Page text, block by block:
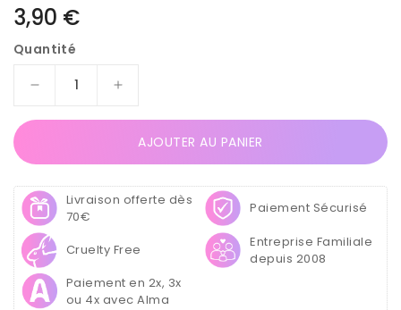
Prix
habituel
3,90 €
Quantité
Réduire
Gel
Color
Pro
5ml
4715
-
Menthe
Nacré
Augmenter
Gel
Color
Pro
4715
Menthe
Nacré
AJOUTER AU PANIER
Livraison offerte dès
70€
Paiement Sécurisé
Cruelty Free
Entreprise Familiale
depuis 2008
Paiement en 2x, 3x
ou 4x avec Alma